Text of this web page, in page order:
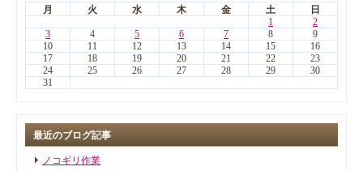
月
火 水 木 金 土
日
1
2
3
4 5 6 7 8
9
10
11 12 13 14 15
16
17
18 19 20 21 22
23
24
25 26 27 28 29
30
31
最近のブログ記事
ノコギリ作業